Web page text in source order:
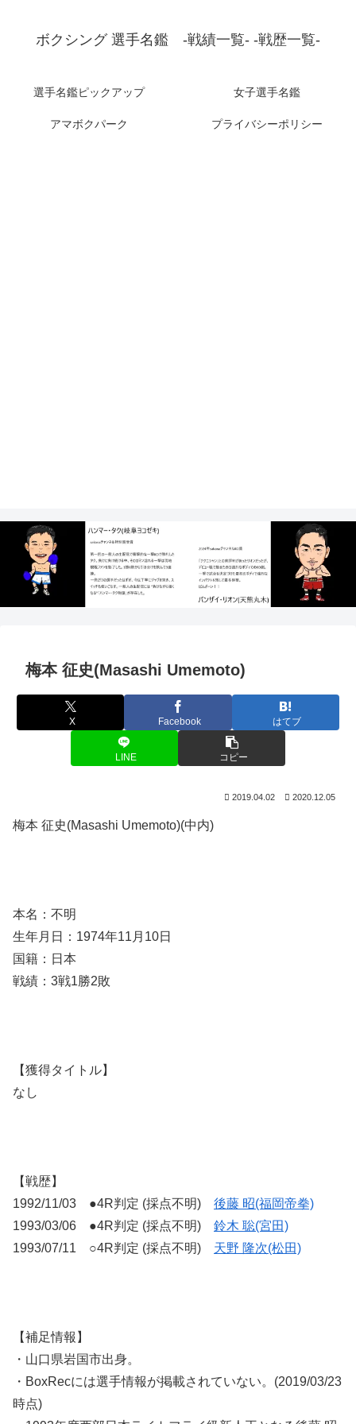
ボクシング 選手名鑑 -戦績一覧- -戦歴一覧-
選手名鑑ピックアップ 女子選手名鑑
アマボクパーク プライバシーポリシー
梅本 征史(Masashi Umemoto)
X Facebook はてブ
LINE コピー
2019.04.02 2020.12.05
梅本 征史(Masashi Umemoto)(中内)
本名：不明
生年月日：1974年11月10日
国籍：日本
戦績：3戦1勝2敗
【獲得タイトル】
なし
【戦歴】
1992/11/03 ●4R判定 (採点不明) 後藤 昭(福岡帝拳)
1993/03/06 ●4R判定 (採点不明) 鈴木 聡(宮田)
1993/07/11 ○4R判定 (採点不明) 天野 隆次(松田)
【補足情報】
・山口県岩国市出身。
・BoxRecには選手情報が掲載されていない。(2019/03/23
時点)